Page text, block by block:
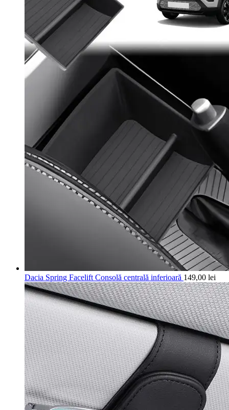
Dacia Spring Facelift Consolă centrală inferioară 149,00 lei